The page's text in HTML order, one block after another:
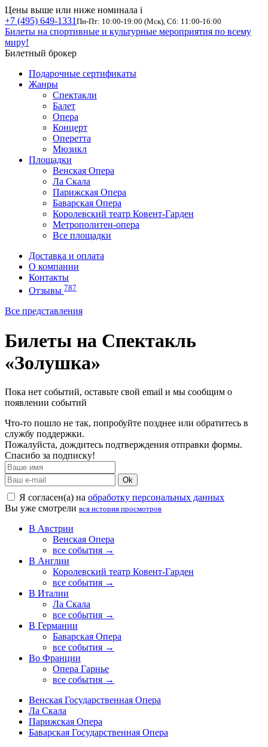
Цены выше или ниже номинала i
+7 (495) 649-1331 Пн-Пт: 10:00-19:00 (Мск), Сб: 11:00-16:00
Билеты на спортивные и культурные мероприятия по всему
миру!
Билетный брокер
Подарочные сертификаты
Жанры
Спектакли
Балет
Опера
Концерт
Оперетта
Мюзикл
Площадки
Венская Опера
Ла Скала
Парижская Опера
Баварская Опера
Королевский театр Ковент-Гарден
Метрополитен-опера
Все площадки
Доставка и оплата
О компании
Контакты
Отзывы 787
Все представления
Билеты на Спектакль
«Золушка»
Пока нет событий, оставьте свой email и мы сообщим о
появлении событий
Что-то пошло не так, попробуйте позднее или обратитесь в
службу поддержки.
Пожалуйста, дождитесь подтверждения отправки формы.
Спасибо за подписку!
Ok
Я согласен(а) на обработку персональных данных
Вы уже смотрели вся история просмотров
В Австрии
Венская Опера
все события →
В Англии
Королевский театр Ковент-Гарден
все события →
В Италии
Ла Скала
все события →
В Германии
Баварская Опера
все события →
Во Франции
Опера Гарнье
все события →
Венская Государственная Опера
Ла Скала
Парижская Опера
Баварская Государственная Опера